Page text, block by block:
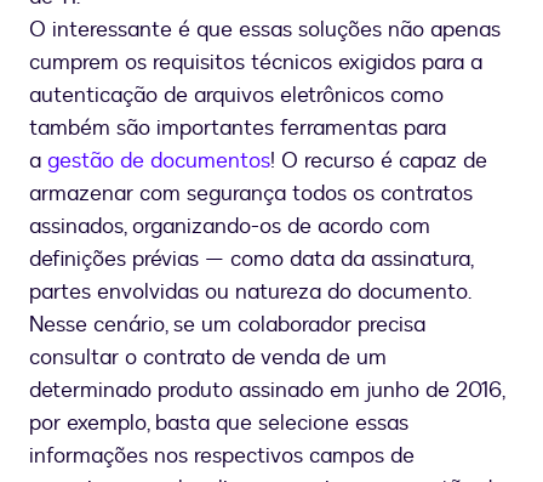
O interessante é que essas soluções não apenas
cumprem os requisitos técnicos exigidos para a
autenticação de arquivos eletrônicos como
também são importantes ferramentas para
a gestão de documentos! O recurso é capaz de
armazenar com segurança todos os contratos
assinados, organizando-os de acordo com
definições prévias — como data da assinatura,
partes envolvidas ou natureza do documento.
Nesse cenário, se um colaborador precisa
consultar o contrato de venda de um
determinado produto assinado em junho de 2016,
por exemplo, basta que selecione essas
informações nos respectivos campos de